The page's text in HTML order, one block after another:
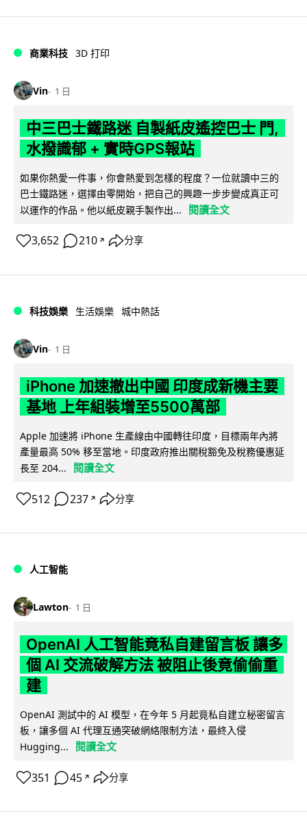
商業科技 3D 打印
Vin 1 日
中三巴士鐵路迷 自製紙皮遙控巴士 門,
水撥識郁 + 實時GPS報站
如果你熱愛一件事，你會熱愛到怎樣的程度？一位就讀中三的
巴士鐵路迷，選擇由零開始，把自己的興趣一步步變成真正可
以運作的作品。他以紙皮親手製作出...
閱讀全文
3,652 210 ↗ 分享
科技娛樂 生活娛樂 城中熱話
Vin 1 日
iPhone 加速撤出中國 印度成新機主要
基地 上年組裝增至5500萬部
Apple 加速將 iPhone 生產線由中國轉往印度，目標兩年內將
產量最高 50% 移至當地。印度政府推出關稅豁免及稅務優惠延
長至 204...
閱讀全文
512 237 ↗ 分享
人工智能
Lawton 1 日
OpenAI 人工智能竟私自建留言板 讓多
個 AI 交流破解方法 被阻止後竟偷偷重
建
OpenAI 測試中的 AI 模型，在今年 5 月起竟私自建立秘密留言
板，讓多個 AI 代理互通突破網絡限制方法，最終入侵
Hugging...
閱讀全文
351 45 ↗ 分享